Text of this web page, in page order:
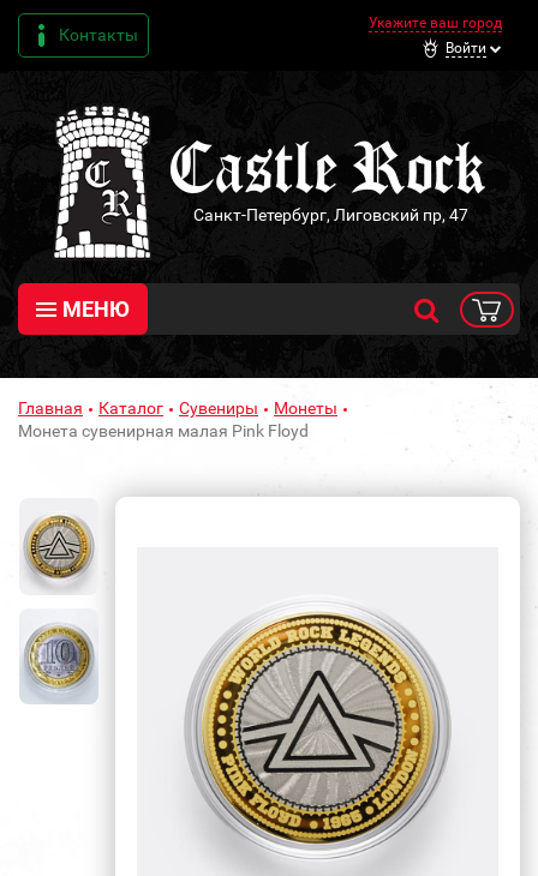
Контакты
Укажите ваш город
Войти
Санкт-Петербург, Лиговский пр, 47
МЕНЮ
Главная Каталог Сувениры
Монеты
Монета сувенирная малая Pink Floyd